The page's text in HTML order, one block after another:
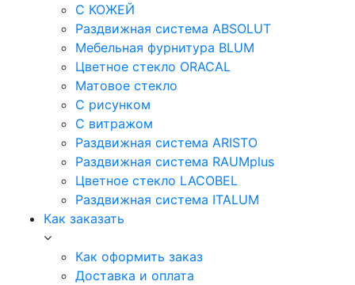
С КОЖЕЙ
Раздвижная система ABSOLUT
Мебельная фурнитура BLUM
Цветное стекло ORACAL
Матовое стекло
C рисунком
C витражом
Раздвижная система ARISTO
Раздвижная система RAUMplus
Цветное стекло LACOBEL
Раздвижная система ITALUM
Как заказать
Как оформить заказ
Доставка и оплата